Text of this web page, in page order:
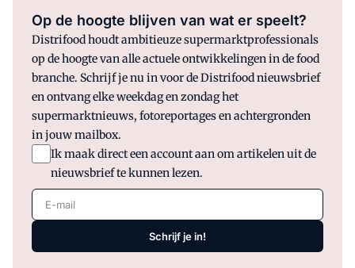
Op de hoogte blijven van wat er speelt?
Distrifood houdt ambitieuze supermarktprofessionals
op de hoogte van alle actuele ontwikkelingen in de food
branche. Schrijf je nu in voor de Distrifood nieuwsbrief
en ontvang elke weekdag en zondag het
supermarktnieuws, fotoreportages en achtergronden
in jouw mailbox.
Ik maak direct een account aan om artikelen uit de
nieuwsbrief te kunnen lezen.
E-mail
Schrijf je in!